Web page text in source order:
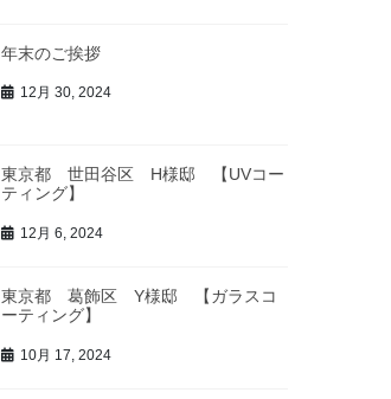
年末のご挨拶
12月 30, 2024
東京都 世田谷区 H様邸 【UVコー
ティング】
12月 6, 2024
東京都 葛飾区 Y様邸 【ガラスコ
ーティング】
10月 17, 2024